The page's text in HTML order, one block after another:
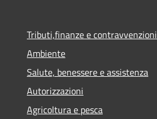
Tributi,finanze e contravvenzioni
Ambiente
Salute, benessere e assistenza
Autorizzazioni
Agricoltura e pesca